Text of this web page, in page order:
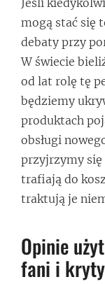
Jeśli
mogą stać się
debaty przy
W świecie
od lat rolę tę
będziemy
produktach
obsługi
przyjrzymy
trafiają do
traktują je
Opinie
fani i